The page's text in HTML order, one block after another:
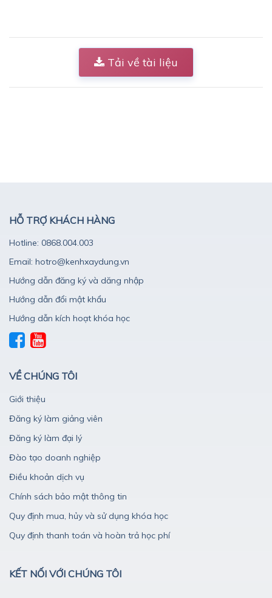
Tải về tài liệu
HỖ TRỢ KHÁCH HÀNG
Hotline: 0868.004.003
Email: hotro@kenhxaydung.vn
Hướng dẫn đăng ký và dăng nhập
Hướng dẫn đổi mật khẩu
Hướng dẫn kích hoạt khóa học
VỀ CHÚNG TÔI
Giới thiệu
Đăng ký làm giảng viên
Đăng ký làm đại lý
Đào tạo doanh nghiệp
Điều khoản dịch vụ
Chính sách bảo mật thông tin
Quy định mua, hủy và sử dụng khóa học
Quy định thanh toán và hoàn trả học phí
KẾT NỐI VỚI CHÚNG TÔI